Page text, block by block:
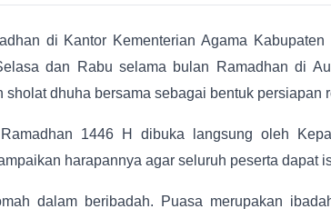
di Kantor Kementerian Agama
dan Rabu selama bulan Ramadhan di
dhuha bersama sebagai bentuk persiapan
1446 H dibuka langsung oleh
harapannya agar seluruh peserta dapat
dalam beribadah. Puasa merupakan